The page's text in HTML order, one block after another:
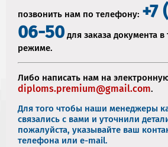
позвонить нам по телефону: +7
06-50 для заказа документа
режиме.
Либо написать нам на
diploms.premium@gmail.com.
Для того чтобы наши менеджеры
связались с вами и уточнили
пожалуйста, указывайте ваш
телефона или e-mail.